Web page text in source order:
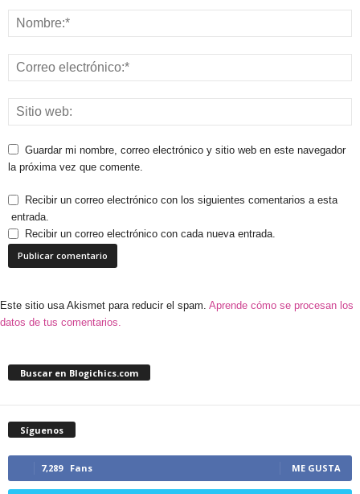
Guardar mi nombre, correo electrónico y sitio web en este navegador
la próxima vez que comente.
Recibir un correo electrónico con los siguientes comentarios a esta
entrada.
Recibir un correo electrónico con cada nueva entrada.
Este sitio usa Akismet para reducir el spam. Aprende cómo se procesan los
datos de tus comentarios.
Buscar en Blogichics.com
Síguenos
7,289 Fans ME GUSTA